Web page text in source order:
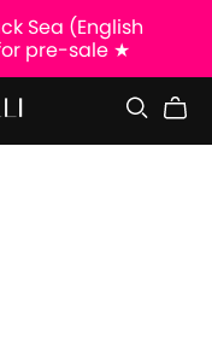
Sea (English
pre-sale ★